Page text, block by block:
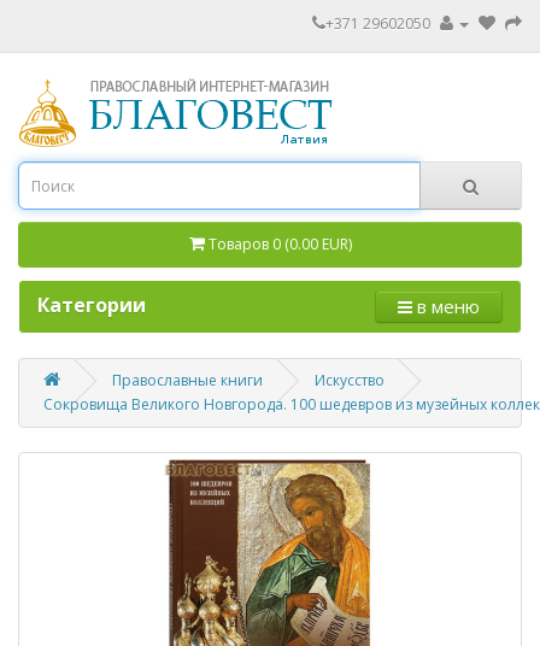
+371 29602050
Товаров 0 (0.00 EUR)
Категории в меню
Православные книги
Искусство
Сокровища Великого Новгорода. 100 шедевров из музейных